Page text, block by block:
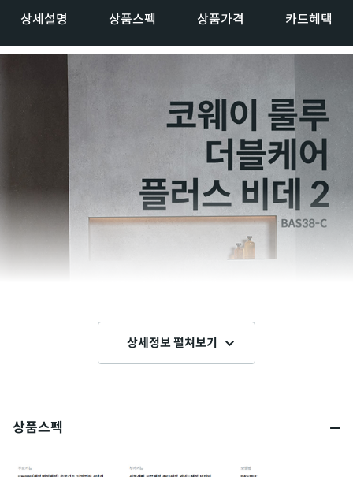
상세설명 상품스펙 상품가격 카드혜택
상세정보 펼쳐보기
상품스펙